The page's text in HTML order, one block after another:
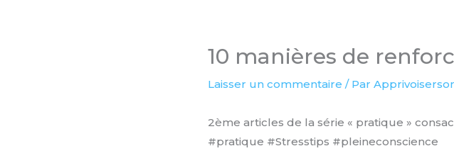
10 manières de
Laisser un commentaire / Par
2ème articles de la série « pratique »
#pratique #Stresstips #pleineconscience